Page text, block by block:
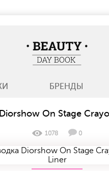
БРЕНДЫ
On Stage
1078 0